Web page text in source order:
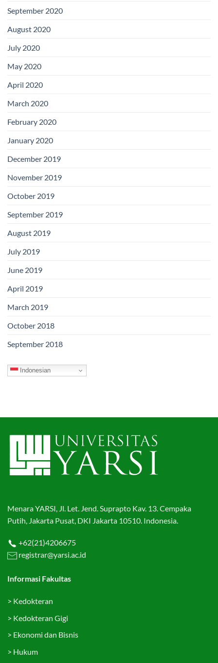
September 2020
August 2020
July 2020
May 2020
April 2020
March 2020
February 2020
January 2020
December 2019
November 2019
October 2019
September 2019
August 2019
July 2019
June 2019
April 2019
March 2019
October 2018
September 2018
Indonesian
Menara YARSI, Jl. Let. Jend. Suprapto Kav. 13. Cempaka
Putih, Jakarta Pusat, DKI Jakarta 10510. Indonesia.
+62(21)4206675
registrar@yarsi.ac.id
Informasi Fakultas
> Kedokteran
> Kedokteran Gigi
> Ekonomi dan Bisnis
> Hukum